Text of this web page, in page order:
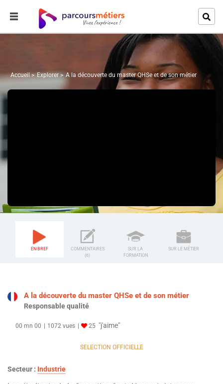
Accueil Explorer A la découverte du master QHSe et de son métier
EN BREF
COMMENTAIRES
(6)
SUR LA
FORMATION
SUR LE MÉTIER
A la découverte du master QHSe et de son métier
Responsable qualité
00 mn 00 1072 vues 25 "j'aime"
SELECTION OFFICIELLE
Secteur : Industrie